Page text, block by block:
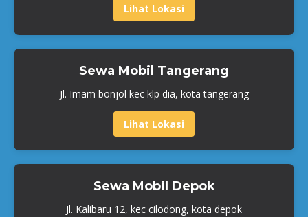
Lihat Lokasi
Sewa Mobil Tangerang
Jl. Imam bonjol kec klp dia, kota tangerang
Lihat Lokasi
Sewa Mobil Depok
Jl. Kalibaru 12, kec cilodong, kota depok